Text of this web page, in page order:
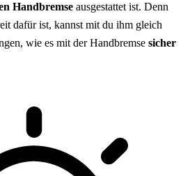
Handbremse ausgestattet ist. Denn
dafür ist, kannst mit du ihm gleich
wie es mit der Handbremse sicher